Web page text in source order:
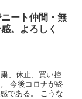
ート仲間・無
。よろしく
、休止、買い控
今後コロナが終
である。 こうな